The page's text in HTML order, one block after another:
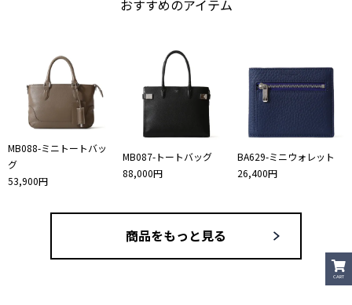
CART
おすすめのアイテム
MB088-ミニトートバッ
グ
53,900円
MB087-トートバッグ
88,000円
BA629-ミニウォレット
26,400円
商品をもっと見る